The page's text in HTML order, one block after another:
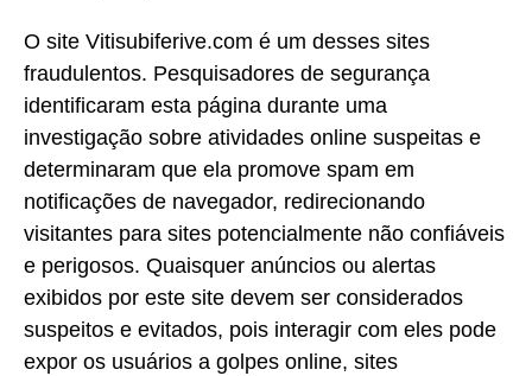
O site Vitisubiferive.com é um desses sites
fraudulentos. Pesquisadores de segurança
identificaram esta página durante uma
investigação sobre atividades online suspeitas e
determinaram que ela promove spam em
notificações de navegador, redirecionando
visitantes para sites potencialmente não confiáveis
e perigosos. Quaisquer anúncios ou alertas
exibidos por este site devem ser considerados
suspeitos e evitados, pois interagir com eles pode
expor os usuários a golpes online, sites